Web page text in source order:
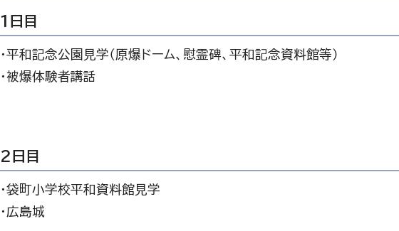
1日目
・平和記念公園見学（原爆ドーム、慰霊碑、平和記念資料館等）
・被爆体験者講話
2日目
・袋町小学校平和資料館見学
・広島城